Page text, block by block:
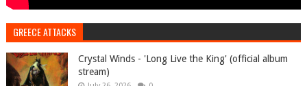
GREECE ATTACKS
Crystal Winds - 'Long Live the King' (official album
stream)